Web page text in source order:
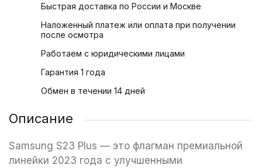
Быстрая доставка по России и Москве
Наложенный платеж или оплата при получении
после осмотра
Работаем с юридическими лицами
Гарантия 1 года
Обмен в течении 14 дней
Описание
Samsung S23 Plus — это флагман премиальной
линейки 2023 года с улучшенными